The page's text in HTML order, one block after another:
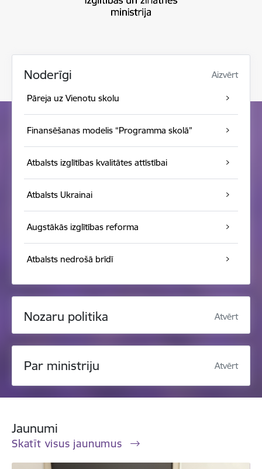
Noderīgi Aizvērt
Pāreja uz Vienotu skolu
Finansēšanas modelis “Programma skolā”
Atbalsts izglītības kvalitātes attīstībai
Atbalsts Ukrainai
Augstākās izglītības reforma
Atbalsts nedrošā brīdī
Nozaru politika Atvērt
Par ministriju Atvērt
Jaunumi
Skatīt visus jaunumus